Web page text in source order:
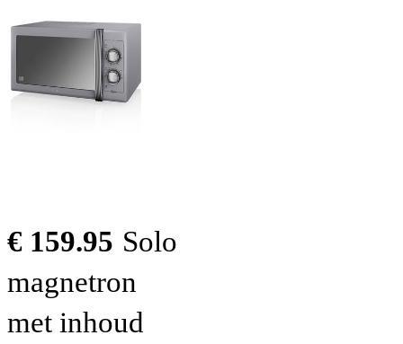
€ 159.95 Solo
magnetron
met inhoud